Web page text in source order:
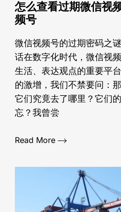
怎么查看过期微信视
频号
微信视频号的过期密码之
话在数字化时代，微信视
生活、表达观点的重要平
的激增，我们不禁要问：
它们究竟去了哪里？它们
忘？我曾尝
Read More